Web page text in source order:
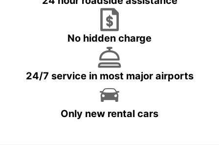
No hidden charge
24/7 service in most major airports
Only new rental cars